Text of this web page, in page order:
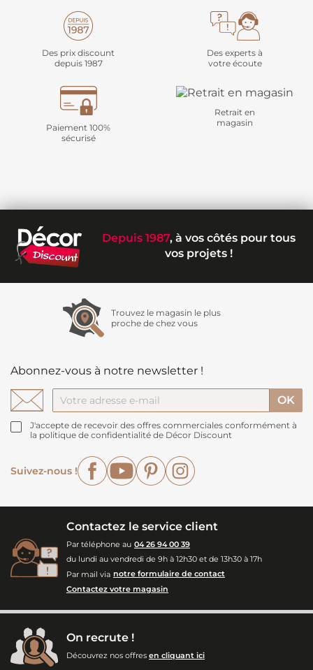
Des prix discount
depuis 1987
Des experts à
votre écoute
Paiement 100%
sécurisé
Retrait en
magasin
Depuis 1987, à vos côtés pour tous
vos projets !
Trouvez le magasin le plus
proche de chez vous
Abonnez-vous à notre newsletter !
J'accepte de recevoir des offres commerciales conformément à
la politique de confidentialité de Décor Discount
Suivez-nous !
FacebookYouTubePinterest
Contactez le service client
Par téléphone au 04 26 94 00 39
du lundi au vendredi de 9h à 12h30 et de 13h30 à 17h
Par mail via notre formulaire de contact
Contactez votre magasin
On recrute !
Découvrez nos offres en cliquant ici